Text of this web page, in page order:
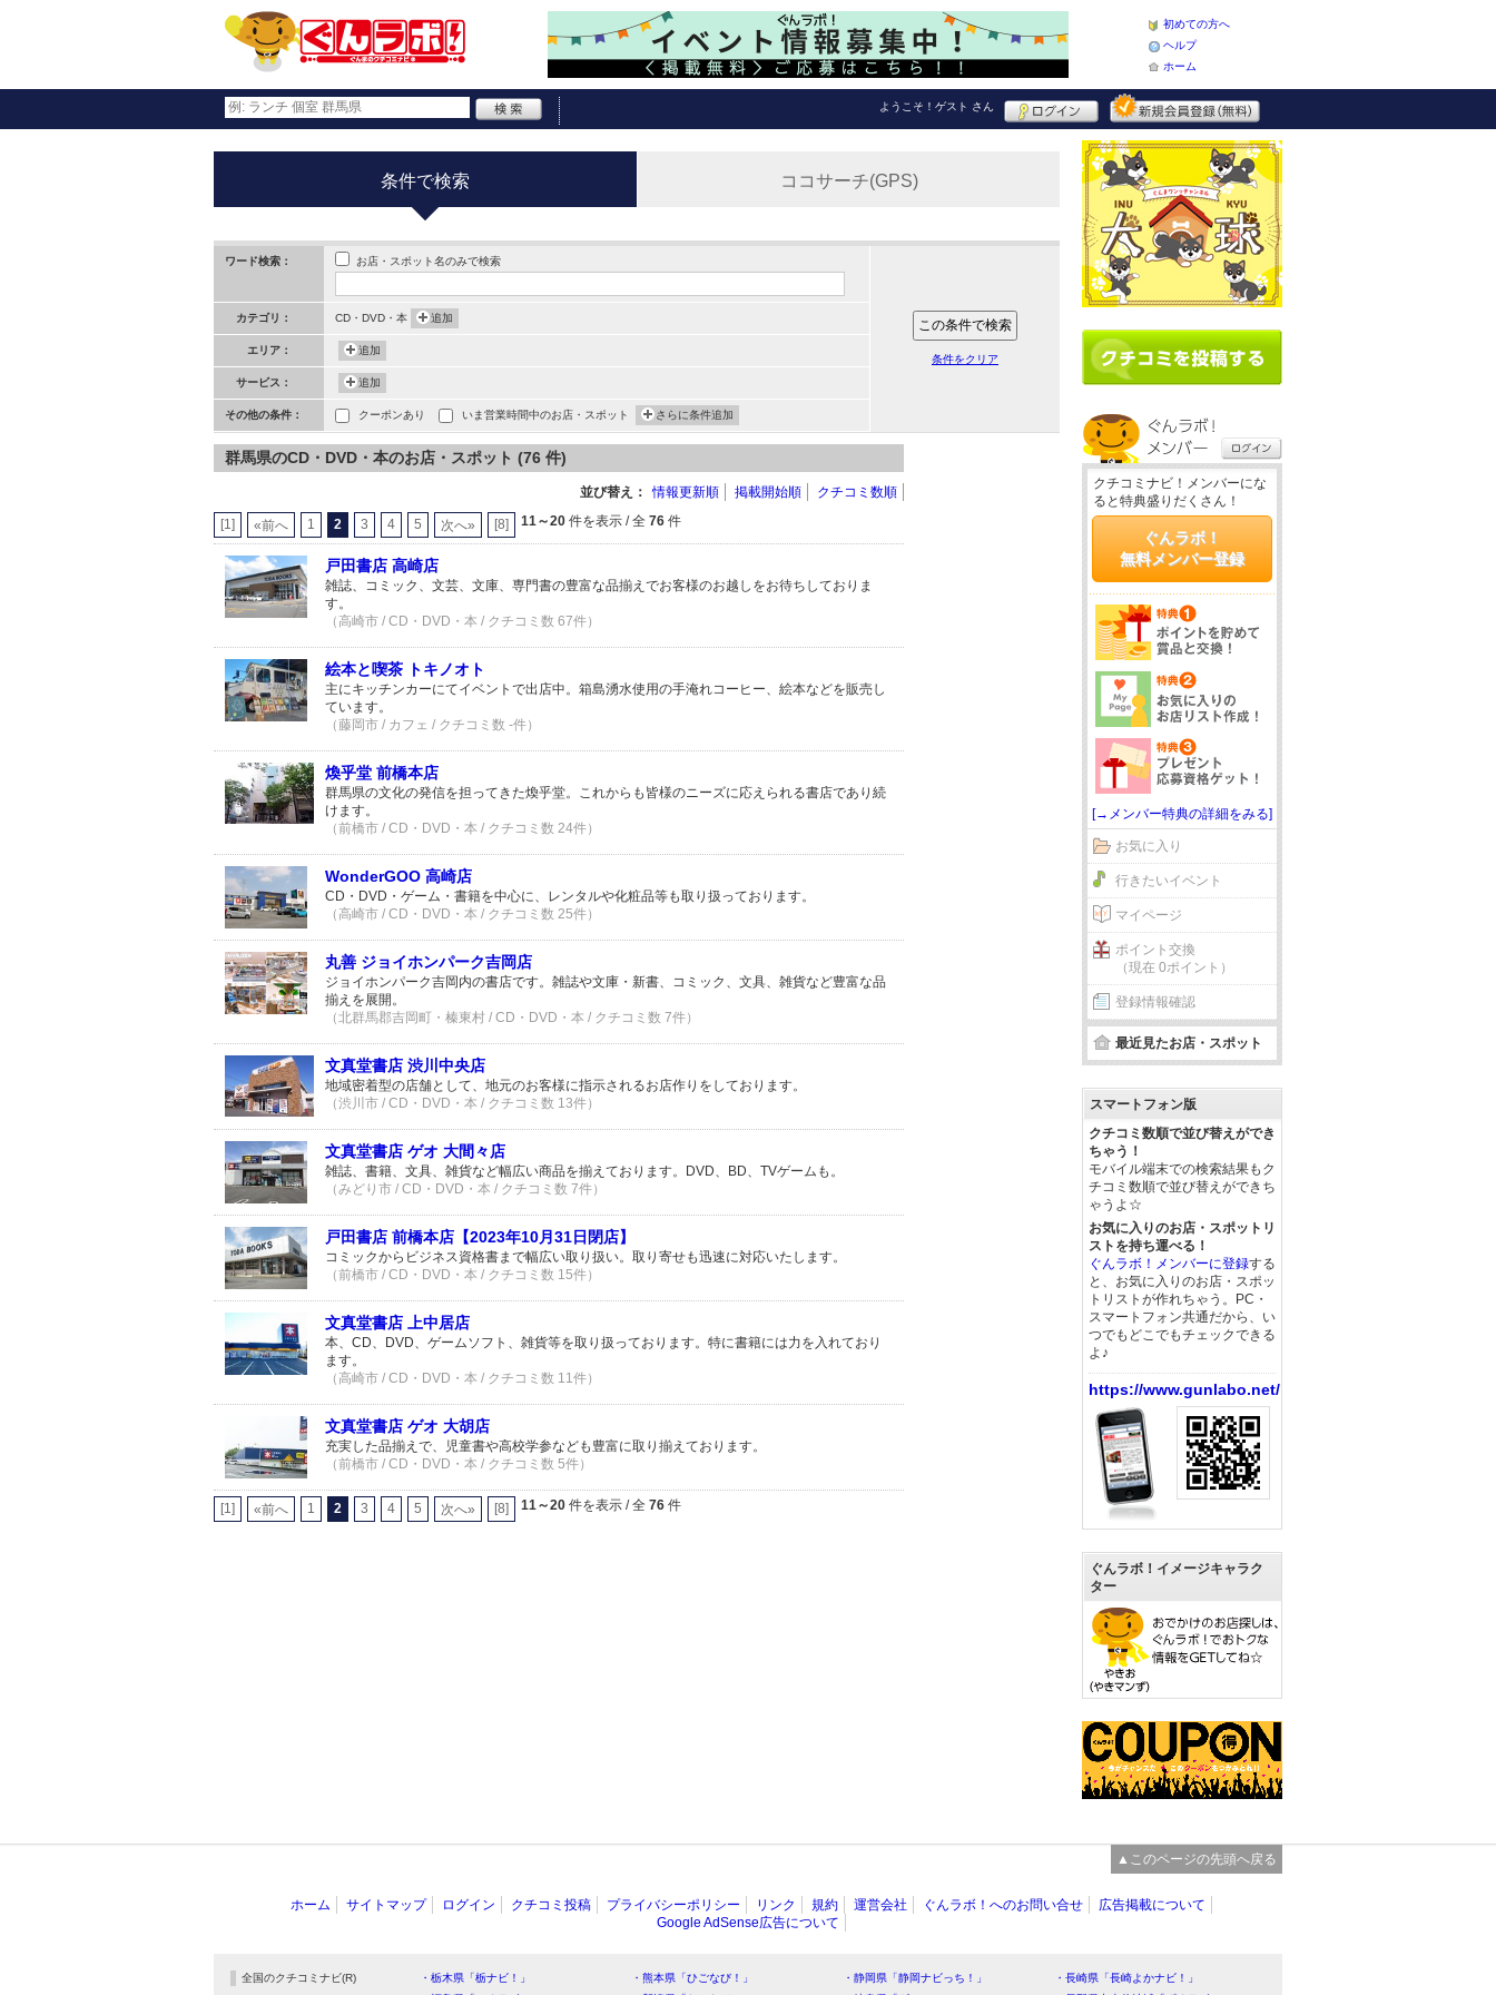
初めての方へ
ヘルプ
ホーム
ようこそ！ ゲスト さん
条件で検索 ココサーチ(GPS)
ワード検索： お店・スポット名のみで検索
カテゴリ： CD・DVD・本 追加
エリア： 追加
サービス： 追加
その他の条件： クーポンあり いま営業時間中のお店・スポット さらに条件追加
条件をクリア
群馬県のCD・DVD・本のお店・スポット (76 件)
並び替え： 情報更新順 掲載開始順 クチコミ数順
[1] «前へ 1 2 3 4 5 次へ» [8] 11～20 件を表示 / 全 76 件
戸田書店 高崎店
雑誌、コミック、文芸、文庫、専門書の豊富な品揃えでお客様のお越しをお待ちしておりま
す。
（高崎市 / CD・DVD・本 / クチコミ数 67件）
絵本と喫茶 トキノオト
主にキッチンカーにてイベントで出店中。箱島湧水使用の手淹れコーヒー、絵本などを販売し
ています。
（藤岡市 / カフェ / クチコミ数 -件）
煥乎堂 前橋本店
群馬県の文化の発信を担ってきた煥乎堂。これからも皆様のニーズに応えられる書店であり続
けます。
（前橋市 / CD・DVD・本 / クチコミ数 24件）
WonderGOO 高崎店
CD・DVD・ゲーム・書籍を中心に、レンタルや化粧品等も取り扱っております。
（高崎市 / CD・DVD・本 / クチコミ数 25件）
丸善 ジョイホンパーク吉岡店
ジョイホンパーク吉岡内の書店です。雑誌や文庫・新書、コミック、文具、雑貨など豊富な品
揃えを展開。
（北群馬郡吉岡町・榛東村 / CD・DVD・本 / クチコミ数 7件）
文真堂書店 渋川中央店
地域密着型の店舗として、地元のお客様に指示されるお店作りをしております。
（渋川市 / CD・DVD・本 / クチコミ数 13件）
文真堂書店 ゲオ 大間々店
雑誌、書籍、文具、雑貨など幅広い商品を揃えております。DVD、BD、TVゲームも。
（みどり市 / CD・DVD・本 / クチコミ数 7件）
戸田書店 前橋本店【2023年10月31日閉店】
コミックからビジネス資格書まで幅広い取り扱い。取り寄せも迅速に対応いたします。
（前橋市 / CD・DVD・本 / クチコミ数 15件）
文真堂書店 上中居店
本、CD、DVD、ゲームソフト、雑貨等を取り扱っております。特に書籍には力を入れており
ます。
（高崎市 / CD・DVD・本 / クチコミ数 11件）
文真堂書店 ゲオ 大胡店
充実した品揃えで、児童書や高校学参なども豊富に取り揃えております。
（前橋市 / CD・DVD・本 / クチコミ数 5件）
[1] «前へ 1 2 3 4 5 次へ» [8] 11～20 件を表示 / 全 76 件
クチコミナビ！メンバーにな
ると特典盛りだくさん！
ぐんラボ！
無料メンバー登録
[→メンバー特典の詳細をみる]
お気に入り
行きたいイベント
マイページ
ポイント交換
（現在 0ポイント）
登録情報確認
最近見たお店・スポット
スマートフォン版
クチコミ数順で並び替えができ
ちゃう！
モバイル端末での検索結果もク
チコミ数順で並び替えができち
ゃうよ☆
お気に入りのお店・スポットリ
ストを持ち運べる！
ぐんラボ！メンバーに登録する
と、お気に入りのお店・スポッ
トリストが作れちゃう。PC・
スマートフォン共通だから、い
つでもどこでもチェックできる
よ♪
https://www.gunlabo.net/
ぐんラボ！イメージキャラク
ター
▲このページの先頭へ戻る
ホーム サイトマップ ログイン クチコミ投稿 プライバシーポリシー リンク 規約 運営会社 ぐんラボ！へのお問い合せ
広告掲載について
Google AdSense広告について
全国のクチコミナビ(R) ・栃木県「栃ナビ！」 ・熊本県「ひごなび！」 ・静岡県「静岡ナビっち！」
・長崎県「長崎よかナビ！」